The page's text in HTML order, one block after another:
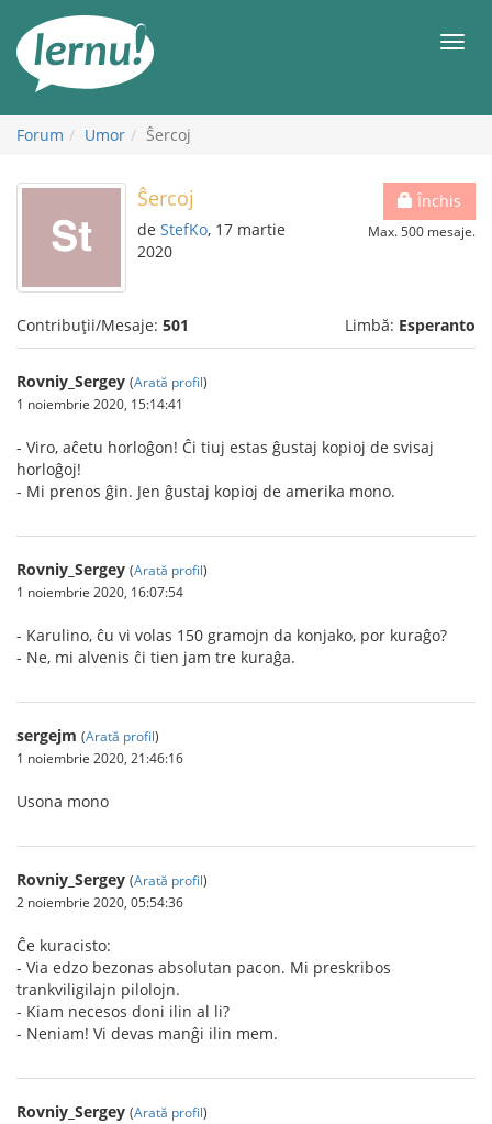
conținut
Forum Umor Ŝercoj
Închis
Max. 500 mesaje.
Ŝercoj
de StefKo, 17 martie
2020
Contribuții/Mesaje: 501 Limbă: Esperanto
Rovniy_Sergey (Arată profil)
1 noiembrie 2020, 15:14:41
- Viro, aĉetu horloĝon! Ĉi tiuj estas ĝustaj kopioj de svisaj
horloĝoj!
- Mi prenos ĝin. Jen ĝustaj kopioj de amerika mono.
Rovniy_Sergey (Arată profil)
1 noiembrie 2020, 16:07:54
- Karulino, ĉu vi volas 150 gramojn da konjako, por kuraĝo?
- Ne, mi alvenis ĉi tien jam tre kuraĝa.
sergejm (Arată profil)
1 noiembrie 2020, 21:46:16
Usona mono
Rovniy_Sergey (Arată profil)
2 noiembrie 2020, 05:54:36
Ĉe kuracisto:
- Via edzo bezonas absolutan pacon. Mi preskribos
trankviligilajn pilolojn.
- Kiam necesos doni ilin al li?
- Neniam! Vi devas manĝi ilin mem.
Rovniy_Sergey (Arată profil)